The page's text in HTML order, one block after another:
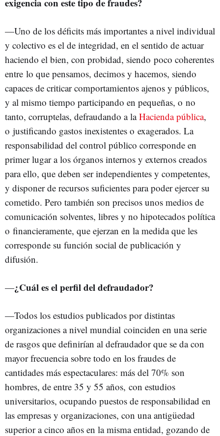
exigencia con este tipo de fraudes?
—Uno de los déficits más importantes a nivel individual
y colectivo es el de integridad, en el sentido de actuar
haciendo el bien, con probidad, siendo poco coherentes
entre lo que pensamos, decimos y hacemos, siendo
capaces de criticar comportamientos ajenos y públicos,
y al mismo tiempo participando en pequeñas, o no
tanto, corruptelas, defraudando a laHacienda pública,
o justificando gastos inexistentes o exagerados. La
responsabilidad del control público corresponde en
primer lugar a los órganos internos y externos creados
para ello, que deben ser independientes y competentes,
y disponer de recursos suficientes para poder ejercer su
cometido. Pero también son precisos unos medios de
comunicación solventes, libres y no hipotecados política
o financieramente, que ejerzan en la medida que les
corresponde su función social de publicación y
difusión.
—¿Cuál es el perfil del defraudador?
—Todos los estudios publicados por distintas
organizaciones a nivel mundial coinciden en una serie
de rasgos que definirían al defraudador que se da con
mayor frecuencia sobre todo en los fraudes de
cantidades más espectaculares: más del 70% son
hombres, de entre 35 y 55 años, con estudios
universitarios, ocupando puestos de responsabilidad en
las empresas y organizaciones, con una antigüedad
superior a cinco años en la misma entidad, gozando de